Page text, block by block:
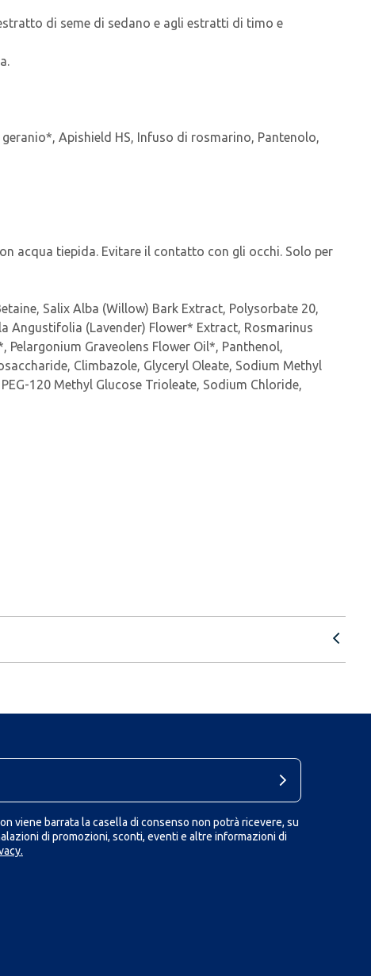
di seme di sedano e agli estratti di timo e
Apishield HS, Infuso di rosmarino, Pantenolo,
acqua tiepida. Evitare il contatto con gli occhi. Solo per
Salix Alba (Willow) Bark Extract, Polysorbate 20,
Angustifolia (Lavender) Flower* Extract, Rosmarinus
Graveolens Flower Oil*, Panthenol,
Climbazole, Glyceryl Oleate, Sodium Methyl
120 Methyl Glucose Trioleate, Sodium Chloride,
viene barrata la casella di consenso non potrà ricevere, su
di promozioni, sconti, eventi e altre informazioni di